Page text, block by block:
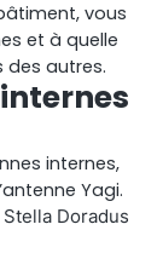
unique
vous
et à quelle
des autres.
internes,
Yagi.